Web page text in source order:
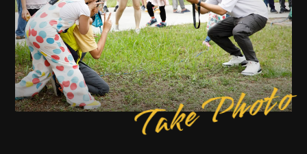
Take Photo